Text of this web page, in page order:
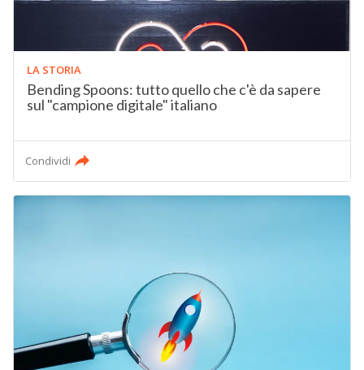
LA STORIA
Bending Spoons: tutto quello che c'è da sapere
sul "campione digitale" italiano
Condividi